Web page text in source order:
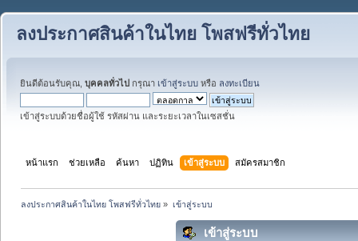
ลงประกาศสินค้าในไทย โพสฟรีทั่วไทย
ยินดีต้อนรับคุณ, บุคคลทั่วไป กรุณา เข้าสู่ระบบ หรือ ลงทะเบียน
เข้าสู่ระบบด้วยชื่อผู้ใช้ รหัสผ่าน และระยะเวลาในเซสชั่น
หน้าแรก ช่วยเหลือ ค้นหา ปฏิทิน เข้าสู่ระบบ สมัครสมาชิก
ลงประกาศสินค้าในไทย โพสฟรีทั่วไทย » เข้าสู่ระบบ
เข้าสู่ระบบ